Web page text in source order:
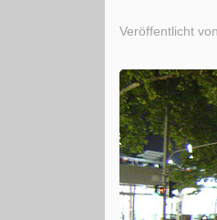
Veröffentlicht